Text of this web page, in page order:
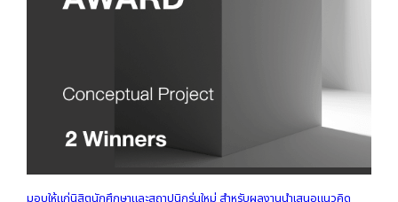
มอบให้แก่นิสิตนักศึกษาและสถาปนิกรุ่นใหม่ สำหรับผลงานนำเสนอแนวคิด